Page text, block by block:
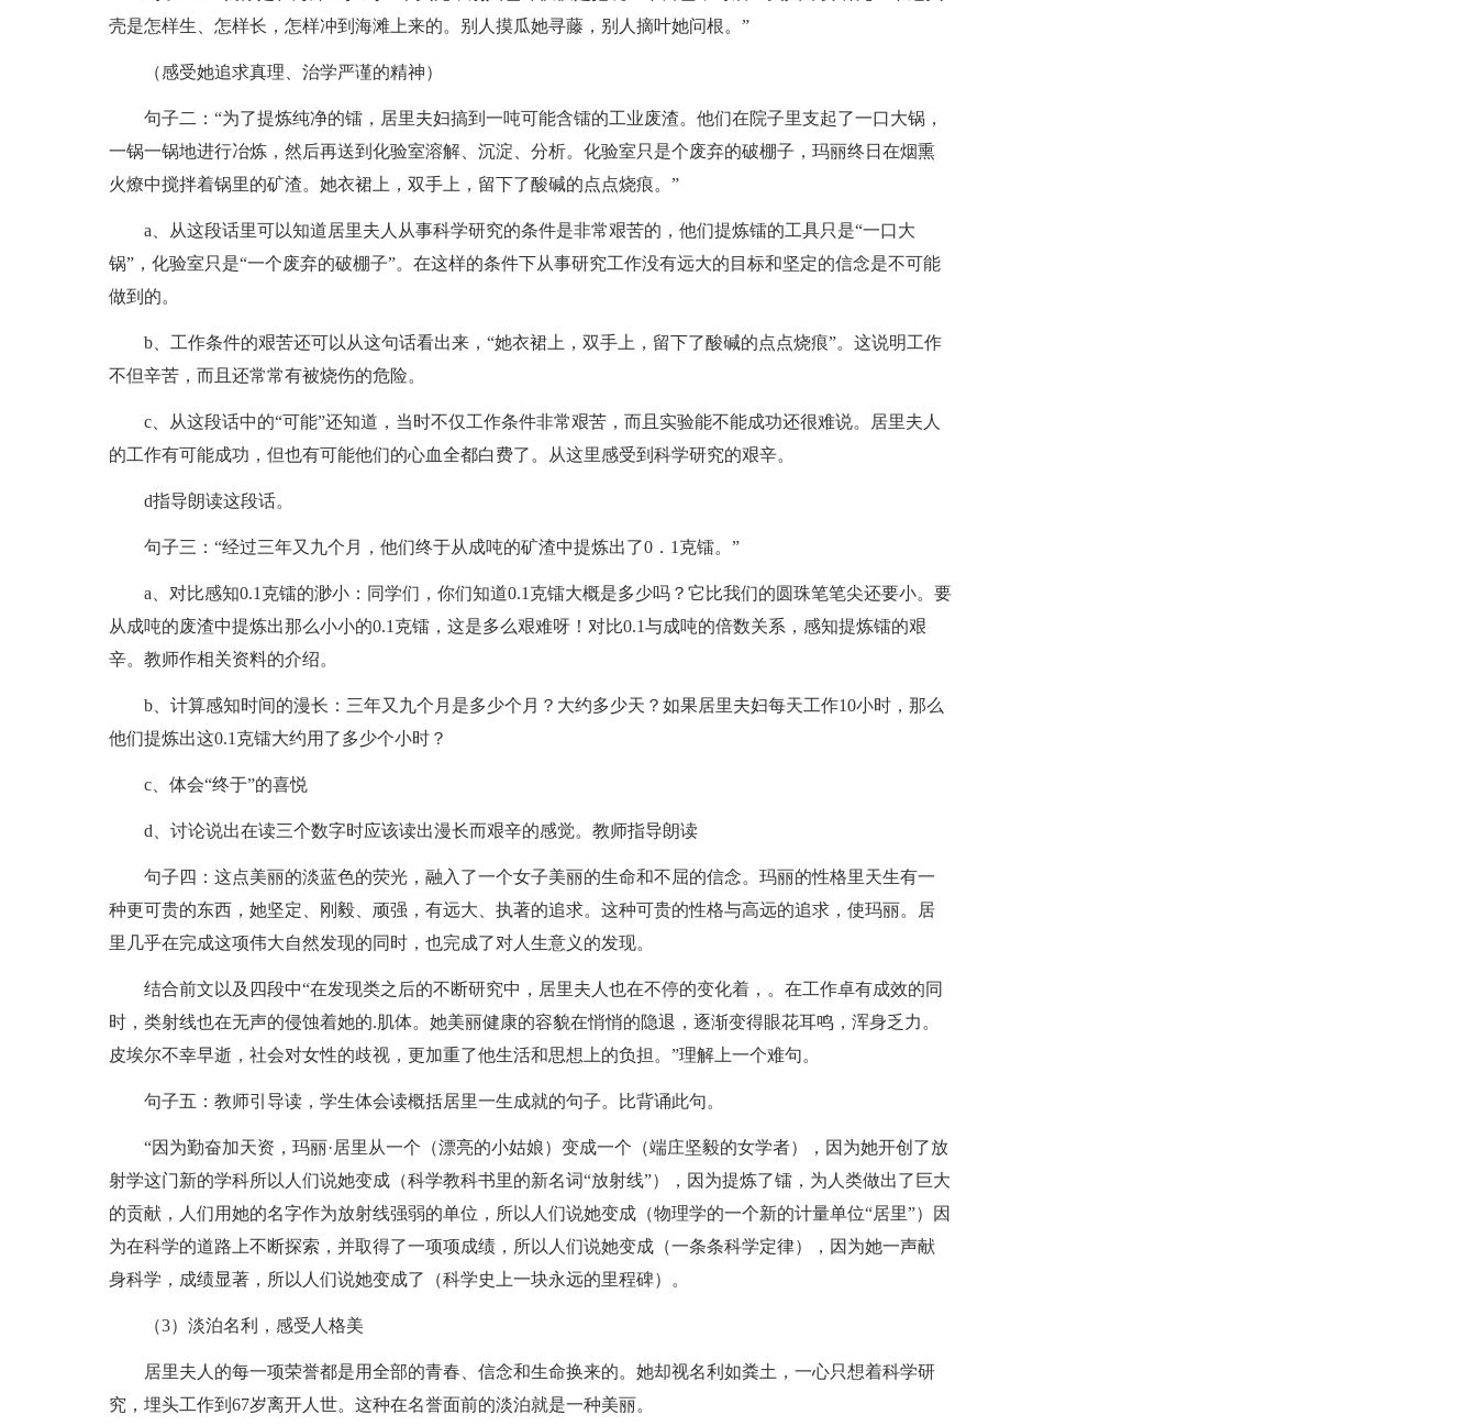
壳是怎样生、怎样长，怎样冲到海滩上来的。别人摸瓜她寻藤，别人摘叶她问根。”
（感受她追求真理、治学严谨的精神）
句子二：“为了提炼纯净的镭，居里夫妇搞到一吨可能含镭的工业废渣。他们在院子里支起了一口大锅，
一锅一锅地进行冶炼，然后再送到化验室溶解、沉淀、分析。化验室只是个废弃的破棚子，玛丽终日在烟熏
火燎中搅拌着锅里的矿渣。她衣裙上，双手上，留下了酸碱的点点烧痕。”
a、从这段话里可以知道居里夫人从事科学研究的条件是非常艰苦的，他们提炼镭的工具只是“一口大
锅”，化验室只是“一个废弃的破棚子”。在这样的条件下从事研究工作没有远大的目标和坚定的信念是不可能
做到的。
b、工作条件的艰苦还可以从这句话看出来，“她衣裙上，双手上，留下了酸碱的点点烧痕”。这说明工作
不但辛苦，而且还常常有被烧伤的危险。
c、从这段话中的“可能”还知道，当时不仅工作条件非常艰苦，而且实验能不能成功还很难说。居里夫人
的工作有可能成功，但也有可能他们的心血全都白费了。从这里感受到科学研究的艰辛。
d指导朗读这段话。
句子三：“经过三年又九个月，他们终于从成吨的矿渣中提炼出了0．1克镭。”
a、对比感知0.1克镭的渺小：同学们，你们知道0.1克镭大概是多少吗？它比我们的圆珠笔笔尖还要小。要
从成吨的废渣中提炼出那么小小的0.1克镭，这是多么艰难呀！对比0.1与成吨的倍数关系，感知提炼镭的艰
辛。教师作相关资料的介绍。
b、计算感知时间的漫长：三年又九个月是多少个月？大约多少天？如果居里夫妇每天工作10小时，那么
他们提炼出这0.1克镭大约用了多少个小时？
c、体会“终于”的喜悦
d、讨论说出在读三个数字时应该读出漫长而艰辛的感觉。教师指导朗读
句子四：这点美丽的淡蓝色的荧光，融入了一个女子美丽的生命和不屈的信念。玛丽的性格里天生有一
种更可贵的东西，她坚定、刚毅、顽强，有远大、执著的追求。这种可贵的性格与高远的追求，使玛丽。居
里几乎在完成这项伟大自然发现的同时，也完成了对人生意义的发现。
结合前文以及四段中“在发现类之后的不断研究中，居里夫人也在不停的变化着，。在工作卓有成效的同
时，类射线也在无声的侵蚀着她的.肌体。她美丽健康的容貌在悄悄的隐退，逐渐变得眼花耳鸣，浑身乏力。
皮埃尔不幸早逝，社会对女性的歧视，更加重了他生活和思想上的负担。”理解上一个难句。
句子五：教师引导读，学生体会读概括居里一生成就的句子。比背诵此句。
“因为勤奋加天资，玛丽·居里从一个（漂亮的小姑娘）变成一个（端庄坚毅的女学者），因为她开创了放
射学这门新的学科所以人们说她变成（科学教科书里的新名词“放射线”），因为提炼了镭，为人类做出了巨大
的贡献，人们用她的名字作为放射线强弱的单位，所以人们说她变成（物理学的一个新的计量单位“居里”）因
为在科学的道路上不断探索，并取得了一项项成绩，所以人们说她变成（一条条科学定律），因为她一声献
身科学，成绩显著，所以人们说她变成了（科学史上一块永远的里程碑）。
（3）淡泊名利，感受人格美
居里夫人的每一项荣誉都是用全部的青春、信念和生命换来的。她却视名利如粪土，一心只想着科学研
究，埋头工作到67岁离开人世。这种在名誉面前的淡泊就是一种美丽。